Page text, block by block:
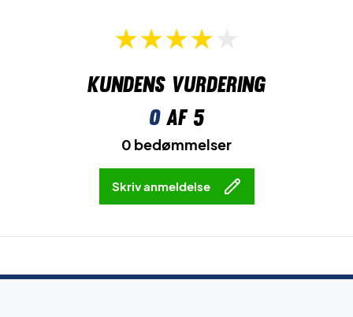
Kundens vurdering
0af 5
0 bedømmelser
Skriv anmeldelse